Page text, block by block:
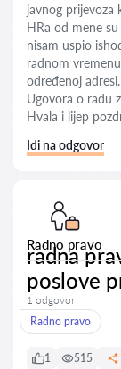
javnog prijevoza
HRa od mene
nisam uspio
radnom
određenoj
Ugovora o radu
Hvala i lijep
Idi na odgovor
Radno pravo
radna
poslove
1 odgovor
Radno pravo
1 515